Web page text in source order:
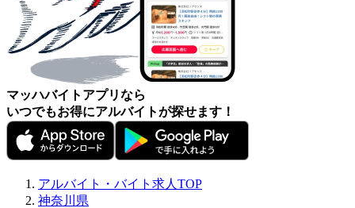
マッハバイトアプリなら
いつでもお得にアルバイトが探せます！
アルバイト・バイト求人TOP
神奈川県